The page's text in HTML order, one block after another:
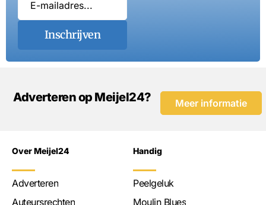
Inschrijven
Adverteren op Meijel24? Meer informatie
Over Meijel24
Adverteren
Auteursrechten
Handig
Peelgeluk
Moulin Blues